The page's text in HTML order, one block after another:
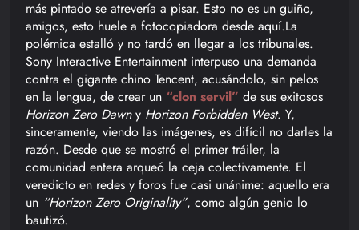
más pintado se atrevería a pisar. Esto no es un guiño,
amigos, esto huele a fotocopiadora desde aquí.La
polémica estalló y no tardó en llegar a los tribunales.
Sony Interactive Entertainment interpuso una demanda
contra el gigante chino Tencent, acusándolo, sin pelos
en la lengua, de crear un “clon servil” de sus exitosos
Horizon Zero Dawny Horizon Forbidden West. Y,
sinceramente, viendo las imágenes, es difícil no darles la
razón. Desde que se mostró el primer tráiler, la
comunidad entera arqueó la ceja colectivamente. El
veredicto en redes y foros fue casi unánime: aquello era
un “Horizon Zero Originality”, como algún genio lo
bautizó.